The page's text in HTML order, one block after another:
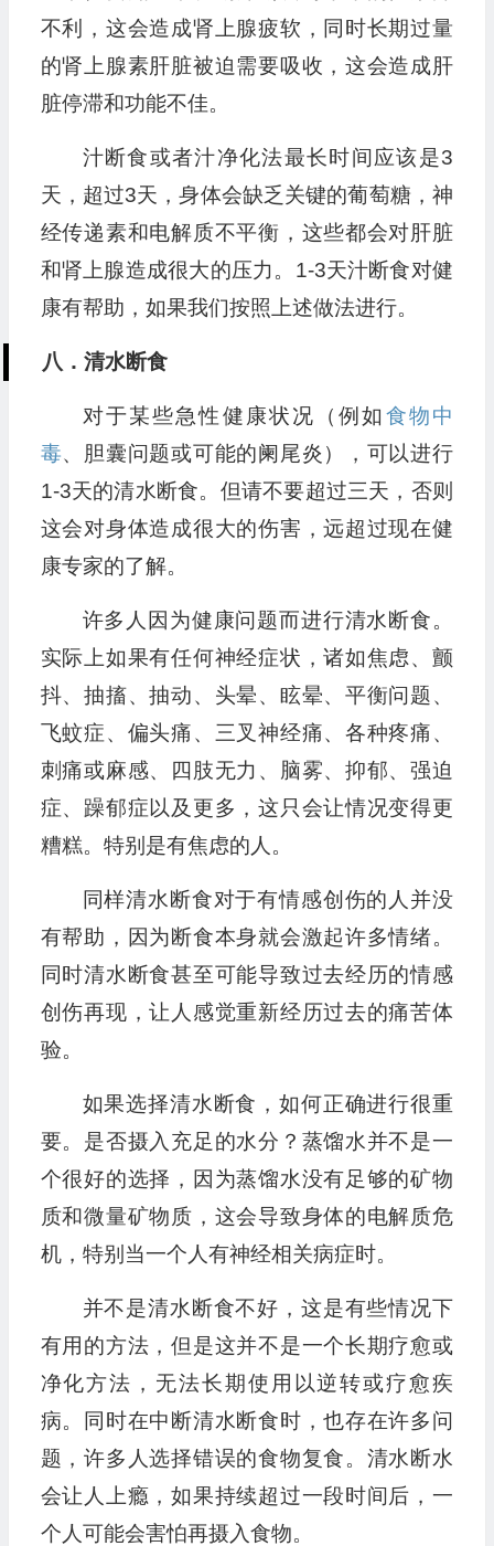
不利，这会造成肾上腺疲软，同时长期过量
的肾上腺素肝脏被迫需要吸收，这会造成肝
脏停滞和功能不佳。
汁断食或者汁净化法最长时间应该是3
天，超过3天，身体会缺乏关键的葡萄糖，神
经传递素和电解质不平衡，这些都会对肝脏
和肾上腺造成很大的压力。1-3天汁断食对健
康有帮助，如果我们按照上述做法进行。
八．清水断食
对于某些急性健康状况（例如 食物中
毒、胆囊问题或可能的阑尾炎），可以进行
1-3天的清水断食。但请不要超过三天，否则
这会对身体造成很大的伤害，远超过现在健
康专家的了解。
许多人因为健康问题而进行清水断食。
实际上如果有任何神经症状，诸如焦虑、颤
抖、抽搐、抽动、头晕、眩晕、平衡问题、
飞蚊症、偏头痛、三叉神经痛、各种疼痛、
刺痛或麻感、四肢无力、脑雾、抑郁、强迫
症、躁郁症以及更多，这只会让情况变得更
糟糕。特别是有焦虑的人。
同样清水断食对于有情感创伤的人并没
有帮助，因为断食本身就会激起许多情绪。
同时清水断食甚至可能导致过去经历的情感
创伤再现，让人感觉重新经历过去的痛苦体
验。
如果选择清水断食，如何正确进行很重
要。是否摄入充足的水分？蒸馏水并不是一
个很好的选择，因为蒸馏水没有足够的矿物
质和微量矿物质，这会导致身体的电解质危
机，特别当一个人有神经相关病症时。
并不是清水断食不好，这是有些情况下
有用的方法，但是这并不是一个长期疗愈或
净化方法，无法长期使用以逆转或疗愈疾
病。同时在中断清水断食时，也存在许多问
题，许多人选择错误的食物复食。清水断水
会让人上瘾，如果持续超过一段时间后，一
个人可能会害怕再摄入食物。